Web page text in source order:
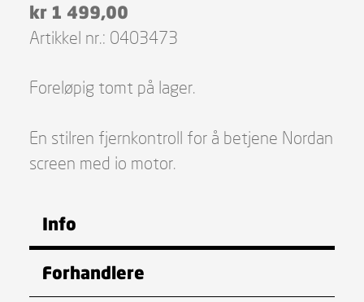
kr 1 499,00
Artikkel nr.: 0403473
Foreløpig tomt på lager.
En stilren fjernkontroll for å betjene Nordan
screen med io motor.
Info
Forhandlere